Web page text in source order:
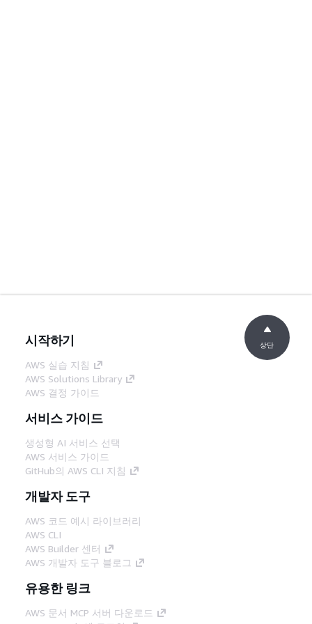
시작하기
AWS 실습 지침
AWS Solutions Library
AWS 결정 가이드
서비스 가이드
생성형 AI 서비스 선택
AWS 서비스 가이드
GitHub의 AWS CLI 지침
개발자 도구
AWS 코드 예시 라이브러리
AWS CLI
AWS Builder 센터
AWS 개발자 도구 블로그
유용한 링크
AWS 문서 MCP 서버 다운로드
상단